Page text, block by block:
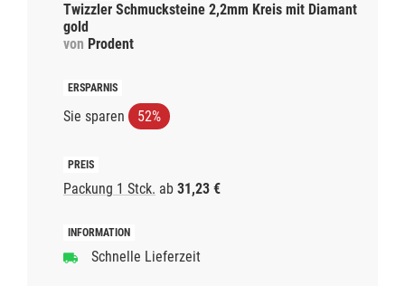
Twizzler Schmucksteine 2,2mm Kreis mit Diamant
gold
von Prodent
Sie sparen 52%
Packung 1 Stck. ab 31,23 €
Schnelle Lieferzeit